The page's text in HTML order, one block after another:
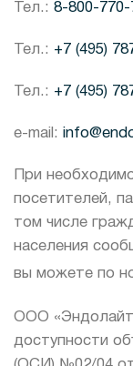
Тел.: 8-800-770-
Тел.: +7 (495)
Тел.: +7 (495)
e-mail:
При
посетителей,
том числе
населения
вы можете по
ООО «Эндолайт
доступности